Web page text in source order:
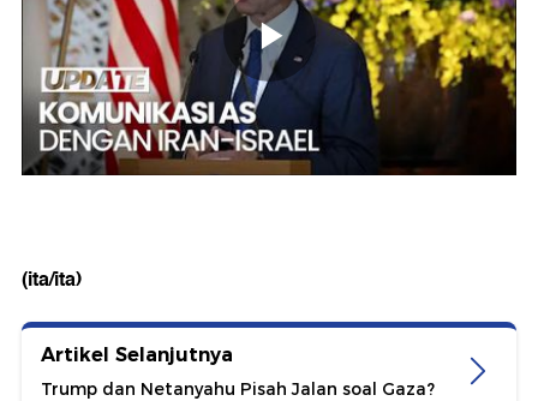
(ita/ita)
Artikel Selanjutnya
Trump dan Netanyahu Pisah Jalan soal Gaza?